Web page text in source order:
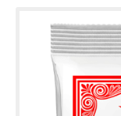
Clasica
Acustica
Electrica
Amplificadores